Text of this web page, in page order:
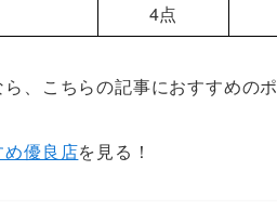
4点
、こちらの記事におすすめの
め優良店を見る！